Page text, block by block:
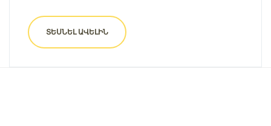
ՏԵՍՆԵԼ ԱՎԵԼԻՆ